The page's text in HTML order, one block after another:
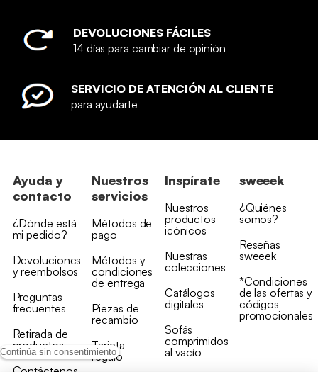
Continúa sin consentimiento
DEVOLUCIONES FÁCILES
14 días para cambiar de opinión
SERVICIO DE ATENCIÓN AL CLIENTE
para ayudarte
Ayuda y
contacto
¿Dónde está
mi pedido?
Devoluciones
y reembolsos
Preguntas
frecuentes
Retirada de
productos
Contáctenos
Nuestros
servicios
Métodos de
pago
Métodos y
condiciones
de entrega
Piezas de
recambio
Tarjeta
regalo
Inspírate
Nuestros
productos
icónicos
Nuestras
colecciones
Catálogos
digitales
Sofás
comprimidos
al vacío
sweeek
¿Quiénes
somos?
Reseñas
sweeek
*Condiciones
de las ofertas y
códigos
promocionales